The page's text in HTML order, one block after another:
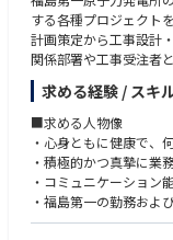
する各種プロジェクト
計画策定から工事設計
関係部署や工事受注者
です。日々の業務は机
～具体的には～
・敷地利用に関する計
・工事設計や工事積算
・スケジュール・工程
・プロジェクト予算の
・運転・運用部門、建
求める経験 / スキ
■求める人物像
・心身ともに健康で、
・積極的かつ真摯に業
・コミュニケーション
・福島第一の勤務およ